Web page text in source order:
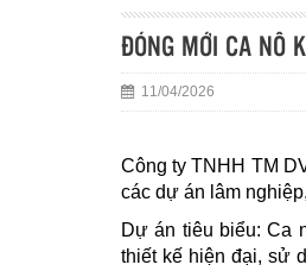
ĐÓNG MỚI CA NÔ
11/04/2026
Công ty TNHH TM
các dự án lâm
Dự án tiêu biểu: Ca
thiết kế hiện đại, sử